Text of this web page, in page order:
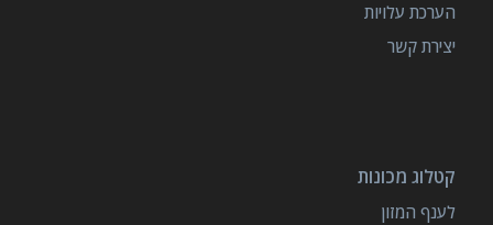
הערכת עלויות
יצירת קשר
קטלוג מכונות
לענף המזון